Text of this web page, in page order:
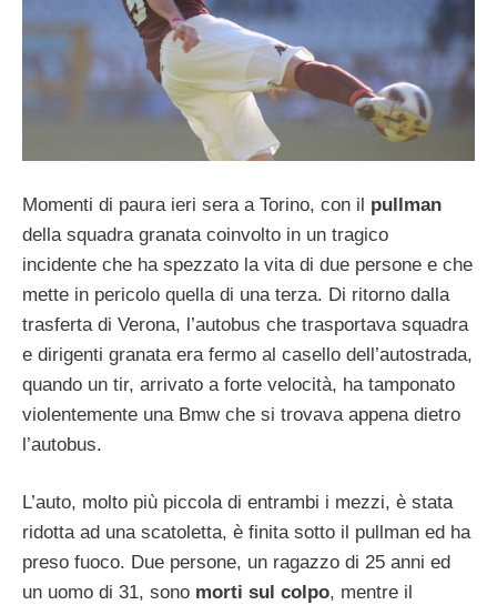
Momenti di paura ieri sera a Torino, con il pullman
della squadra granata coinvolto in un tragico
incidente che ha spezzato la vita di due persone e che
mette in pericolo quella di una terza. Di ritorno dalla
trasferta di Verona, l’autobus che trasportava squadra
e dirigenti granata era fermo al casello dell’autostrada,
quando un tir, arrivato a forte velocità, ha tamponato
violentemente una Bmw che si trovava appena dietro
l’autobus.
L’auto, molto più piccola di entrambi i mezzi, è stata
ridotta ad una scatoletta, è finita sotto il pullman ed ha
preso fuoco. Due persone, un ragazzo di 25 anni ed
un uomo di 31, sono morti sul colpo, mentre il